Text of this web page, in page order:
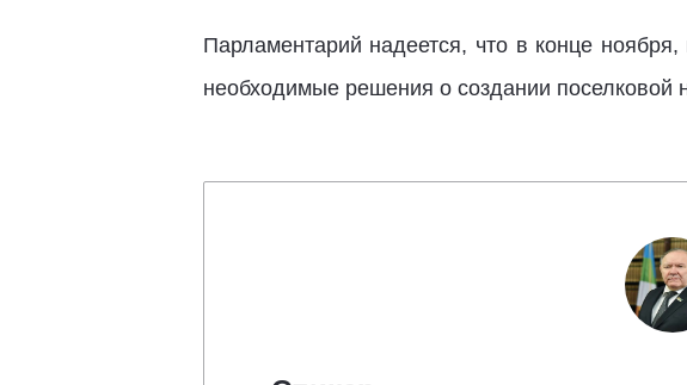
Парламентарий надеется, что в конце
необходимые решения о создании поселковой